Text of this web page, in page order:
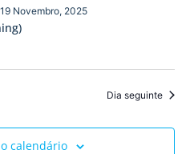
19 Novembro, 2025
Dia seguinte
calendário